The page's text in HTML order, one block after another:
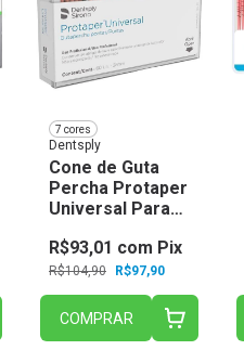
7 cores
Dentsply
Cone de Guta
Percha Protaper
Universal Para
Rotatório
Maillefer -
Dentsply Sirona
R$104,90 R$97,90
R$93,01 com Pix
COMPRAR